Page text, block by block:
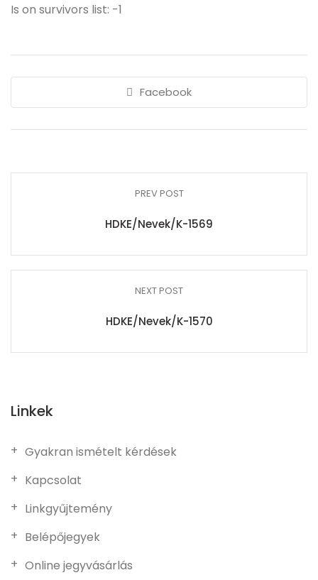
Is on survivors list: -1
Facebook
PREV POST
HDKE/Nevek/K-1569
NEXT POST
HDKE/Nevek/K-1570
Linkek
Gyakran ismételt kérdések
Kapcsolat
Linkgyűjtemény
Belépőjegyek
Online jegyvásárlás